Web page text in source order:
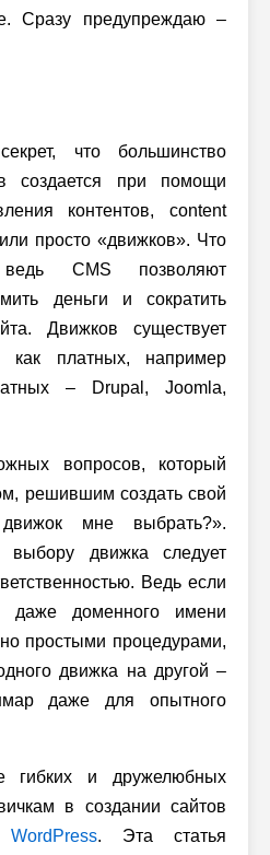
Сразу предупреждаю –
что большинство
создается при помощи
контентов, content
просто «движков». Что
CMS позволяют
деньги и сократить
Движков существует
как платных, например
– Drupal, Joomla,
вопросов, который
решившим создать свой
мне выбрать?».
выбору движка следует
Ведь если
даже доменного имени
простыми процедурами,
движка на другой –
даже для опытного
гибких и дружелюбных
в создании сайтов
WordPress. Эта статья